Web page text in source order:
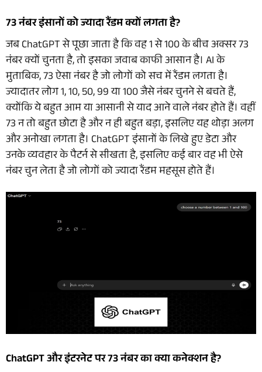
73 नंबर इंसानों को ज्यादा रैंडम क्यों लगता है?
जब ChatGPT से पूछा जाता है कि वह 1 से 100 के बीच अक्सर 73
नंबर क्यों चुनता है, तो इसका जवाब काफी आसान है। AI के
मुताबिक, 73 ऐसा नंबर है जो लोगों को सच में रैंडम लगता है।
ज्यादातर लोग 1, 10, 50, 99 या 100 जैसे नंबर चुनने से बचते हैं,
क्योंकि ये बहुत आम या आसानी से याद आने वाले नंबर होते हैं। वहीं
73 न तो बहुत छोटा है और न ही बहुत बड़ा, इसलिए यह थोड़ा अलग
और अनोखा लगता है। ChatGPT इंसानों के लिखे हुए डेटा और
उनके व्यवहार के पैटर्न से सीखता है, इसलिए कई बार वह भी ऐसे
नंबर चुन लेता है जो लोगों को ज्यादा रैंडम महसूस होते हैं।
ChatGPT और इंटरनेट पर 73 नंबर का क्या कनेक्शन है?